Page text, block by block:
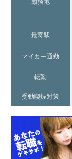
勤務地
最寄駅
マイカー通勤
転勤
受動喫煙対策